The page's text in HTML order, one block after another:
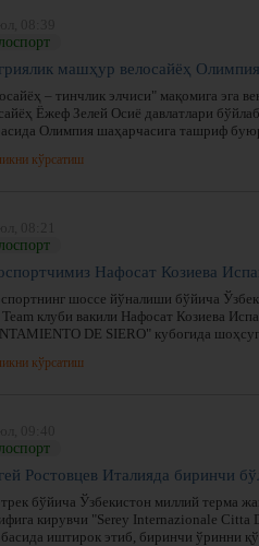
машҳур велосайёҳ
– тинчлик элчиси" мақомига эга
Ёжеф Зелей Осиё давлатлари
Олимпия шаҳарчасига ташриф
кўрсатиш
Нафосат Козиева
шоссе йўналиши бўйича
клуби вакили Нафосат Козиева
DE SIERO" кубогида
кўрсатиш
Ростовцев Италияда биринчи
бўйича Ўзбекистон миллий терма
кирувчи "Serey Internazionale Citta
иштирок этиб, биринчи ўринни